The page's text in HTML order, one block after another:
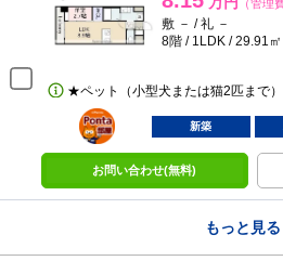
（管理
敷 － / 礼 －
8階 / 1LDK / 29.91㎡
★ペット（小型犬または猫2匹まで
ポンタ
部屋
新築
お問い合わせ(無料)
もっと見る